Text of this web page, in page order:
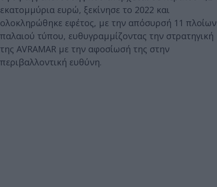
εκατομμύρια ευρώ, ξεκίνησε το 2022 και
ολοκληρώθηκε εφέτος, με την απόσυρσή 11 πλοίων
παλαιού τύπου, ευθυγραμμίζοντας την στρατηγική
της AVRAMAR με την αφοσίωσή της στην
περιβαλλοντική ευθύνη.